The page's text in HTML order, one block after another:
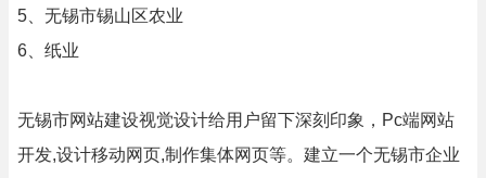
5、无锡市锡山区农业
6、纸业
无锡市网站建设视觉设计给用户留下深刻印象，Pc端网站
开发,设计移动网页,制作集体网页等。建立一个无锡市企业